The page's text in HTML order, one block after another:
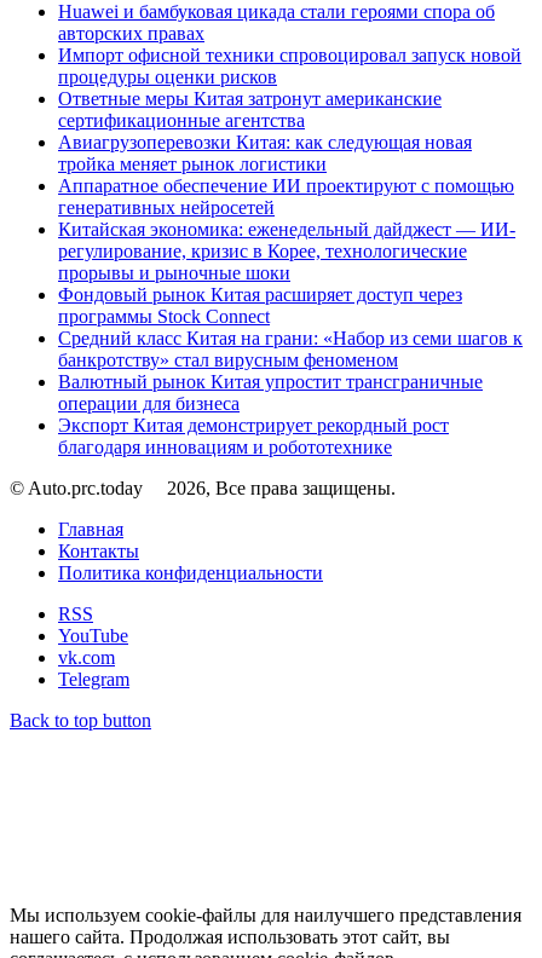
Huawei и бамбуковая цикада стали героями спора об
авторских правах
Импорт офисной техники спровоцировал запуск новой
процедуры оценки рисков
Ответные меры Китая затронут американские
сертификационные агентства
Авиагрузоперевозки Китая: как следующая новая
тройка меняет рынок логистики
Аппаратное обеспечение ИИ проектируют с помощью
генеративных нейросетей
Китайская экономика: еженедельный дайджест — ИИ-
регулирование, кризис в Корее, технологические
прорывы и рыночные шоки
Фондовый рынок Китая расширяет доступ через
программы Stock Connect
Средний класс Китая на грани: «Набор из семи шагов к
банкротству» стал вирусным феноменом
Валютный рынок Китая упростит трансграничные
операции для бизнеса
Экспорт Китая демонстрирует рекордный рост
благодаря инновациям и робототехнике
© Auto.prc.today
2026, Все права защищены.
Главная
Контакты
Политика конфиденциальности
RSS
YouTube
vk.com
Telegram
Back to top button
Мы используем cookie-файлы для наилучшего представления
нашего сайта. Продолжая использовать этот сайт, вы